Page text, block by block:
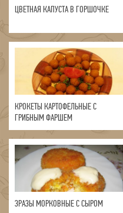
ЦВЕТНАЯ КАПУСТА В ГОРШОЧКЕ
КРОКЕТЫ КАРТОФЕЛЬНЫЕ С
ГРИБНЫМ ФАРШЕМ
ЗРАЗЫ МОРКОВНЫЕ С СЫРОМ